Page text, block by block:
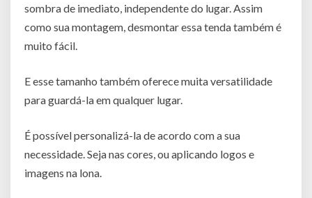
sombra de imediato, independente do lugar. Assim
como sua montagem, desmontar essa tenda também é
muito fácil.
E esse tamanho também oferece muita versatilidade
para guardá-la em qualquer lugar.
É possível personalizá-la de acordo com a sua
necessidade. Seja nas cores, ou aplicando logos e
imagens na lona.